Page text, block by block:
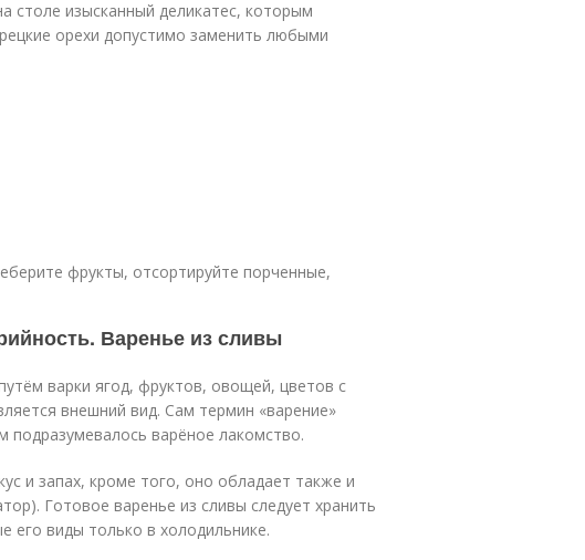
столе изысканный деликатес, которым
орехи допустимо заменить любыми
фрукты, отсортируйте порченные,
Варенье из сливы
варки ягод, фруктов, овощей, цветов с
внешний вид. Сам термин «варение»
варёное лакомство.
и запах, кроме того, оно обладает также и
Готовое варенье из сливы следует хранить
его виды только в холодильнике.